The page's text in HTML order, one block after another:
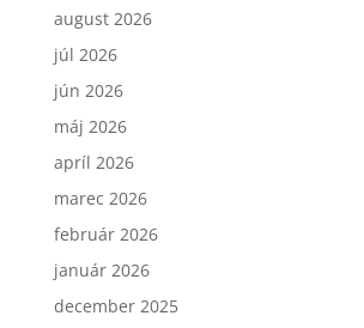
august 2026
júl 2026
jún 2026
máj 2026
apríl 2026
marec 2026
február 2026
január 2026
december 2025